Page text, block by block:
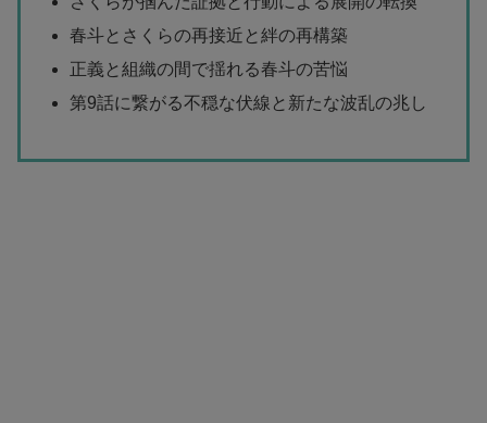
春斗とさくらの再接近と絆の再構築
正義と組織の間で揺れる春斗の苦悩
第9話に繋がる不穏な伏線と新たな波乱の兆し